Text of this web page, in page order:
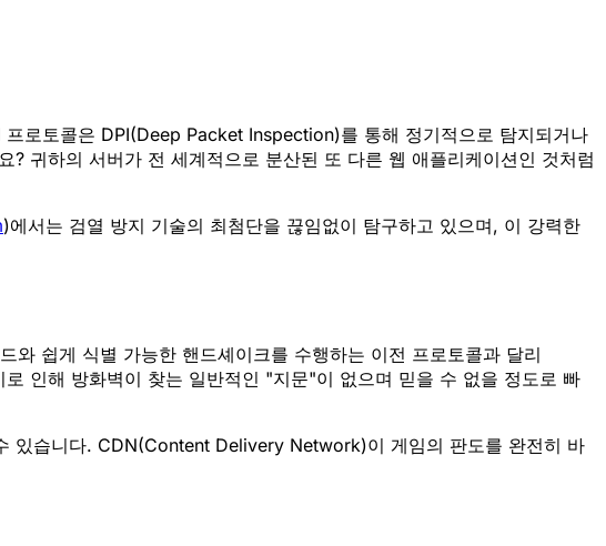
로토콜은 DPI(Deep Packet Inspection)를 통해 정기적으로 탐지되거나
귀하의 서버가 전 세계적으로 분산된 또 다른 웹 애플리케이션인 것처럼
)에서는 검열 방지 기술의 최첨단을 끊임없이 탐구하고 있으며, 이 강력한
쉽게 식별 가능한 핸드셰이크를 수행하는 이전 프로토콜과 달리
인해 방화벽이 찾는 일반적인 "지문"이 없으며 믿을 수 없을 정도로 빠
있습니다. CDN(Content Delivery Network)이 게임의 판도를 완전히 바